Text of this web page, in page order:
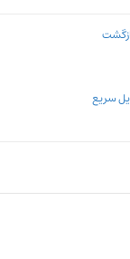
سریع